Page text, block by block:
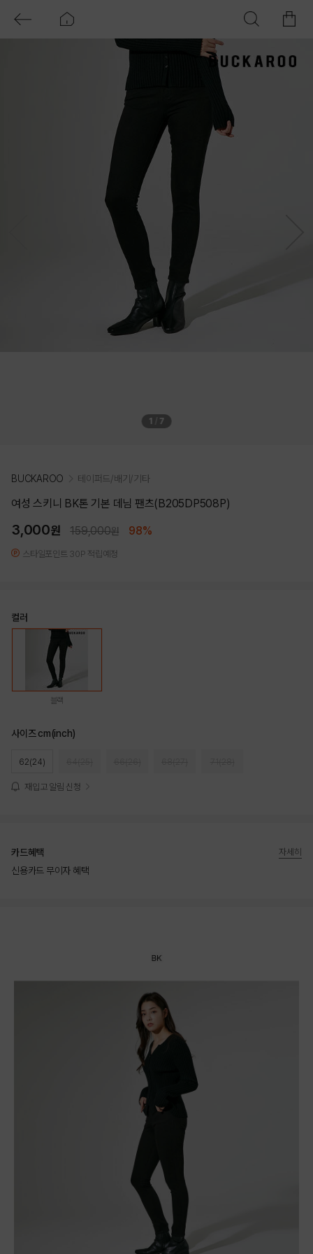
1 7
BUCKAROO 테이퍼드/배기/기타
여성 스키니 BK톤 기본 데님 팬츠(B205DP508P)
3,000원 159,000원 98%
스타일포인트 30P 적립예정
컬러
블랙
사이즈 cm(inch)
62(24)
재입고 알림 신청
카드혜택
신용카드 무이자 혜택
자세히